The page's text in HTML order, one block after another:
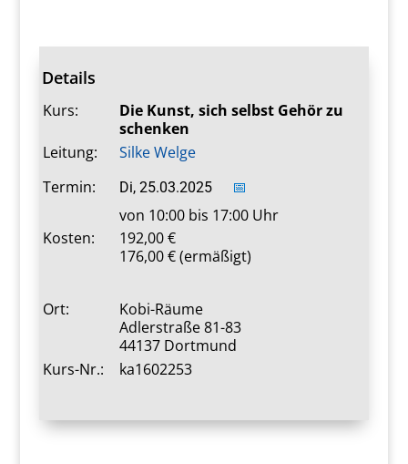
Details
Kurs:
Die Kunst, sich selbst Gehör zu
schenken
Leitung:
Silke Welge
Termin:
Di, 25.03.2025 📅
von 10:00 bis 17:00 Uhr
Kosten:
192,00
176,00 € (ermäßigt)
Ort:
Kobi-Räume
Adlerstraße 81-83
44137 Dortmund
Kurs-Nr.:
ka1602253